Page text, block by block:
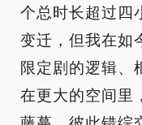
个总时长超过四
变迁，但我在如
限定剧的逻辑、
在更大的空间里